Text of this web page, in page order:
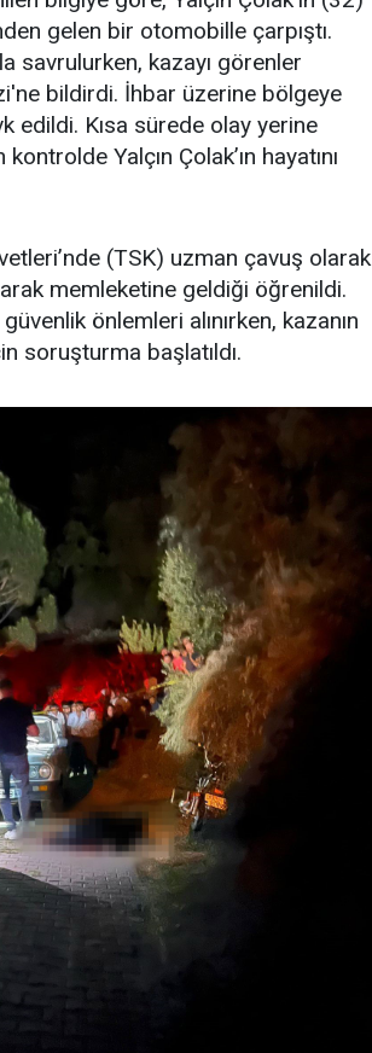
gelen bir otomobille çarpıştı.
savrulurken, kazayı görenler
bildirdi. İhbar üzerine bölgeye
edildi. Kısa sürede olay yerine
Yalçın Çolak’ın hayatını
(TSK) uzman çavuş olarak
memleketine geldiği öğrenildi.
önlemleri alınırken, kazanın
soruşturma başlatıldı.